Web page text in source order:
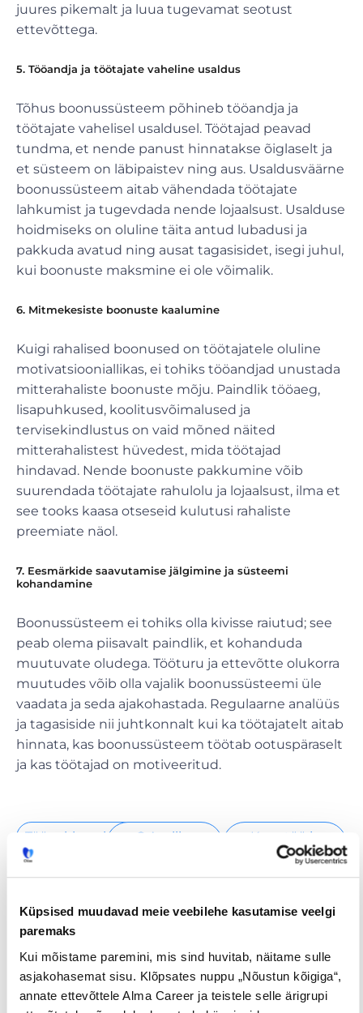
Küpsised muudavad meie veebilehe kasutamise veelgi
paremaks
Kui mõistame paremini, mis sind huvitab, näitame sulle
asjakohasemat sisu. Klõpsates nuppu „Nõustun kõigiga“,
annate ettevõttele Alma Career ja teistele selle ärigrupi
juures pikemalt ja luua tugevamat seotust
ettevõttega.
5. Tööandja ja töötajate vaheline usaldus
Tõhus boonussüsteem põhineb tööandja ja
töötajate vahelisel usaldusel. Töötajad peavad
tundma, et nende panust hinnatakse õiglaselt ja
et süsteem on läbipaistev ning aus. Usaldusväärne
boonussüsteem aitab vähendada töötajate
lahkumist ja tugevdada nende lojaalsust. Usalduse
hoidmiseks on oluline täita antud lubadusi ja
pakkuda avatud ning ausat tagasisidet, isegi juhul,
kui boonuste maksmine ei ole võimalik.
6. Mitmekesiste boonuste kaalumine
Kuigi rahalised boonused on töötajatele oluline
motivatsiooniallikas, ei tohiks tööandjad unustada
mitterahaliste boonuste mõju. Paindlik tööaeg,
lisapuhkused, koolitusvõimalused ja
tervisekindlustus on vaid mõned näited
mitterahalistest hüvedest, mida töötajad
hindavad. Nende boonuste pakkumine võib
suurendada töötajate rahulolu ja lojaalsust, ilma et
see tooks kaasa otseseid kulutusi rahaliste
preemiate näol.
7. Eesmärkide saavutamise jälgimine ja süsteemi
kohandamine
Boonussüsteem ei tohiks olla kivisse raiutud; see
peab olema piisavalt paindlik, et kohanduda
muutuvate oludega. Tööturu ja ettevõtte olukorra
muutudes võib olla vajalik boonussüsteemi üle
vaadata ja seda ajakohastada. Regulaarne analüüs
ja tagasiside nii juhtkonnalt kui ka töötajatelt aitab
hinnata, kas boonussüsteem töötab ootuspäraselt
ja kas töötajad on motiveeritud.
Tööpakkumised
€ Avaliku
Kaugtöö ja
kodukontor
Palk alates
Lisateenimise
Töö
Jaga postitust